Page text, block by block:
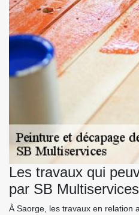
Les travaux qui
par SB Multiservices
À Saorge, les travaux en relation